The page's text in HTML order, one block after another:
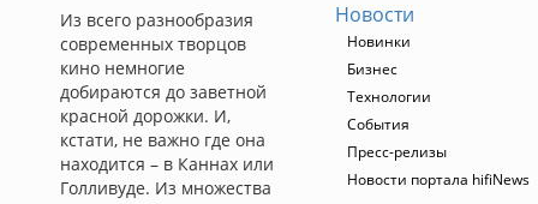
Из всего разнообразия
современных творцов
кино немногие
добираются до заветной
красной дорожки. И,
кстати, не важно где она
находится – в Каннах или
Голливуде. Из множества
Новости
Новинки
Бизнес
Технологии
События
Пресс-релизы
Новости портала hifiNews